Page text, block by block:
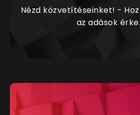
Nézd közvetítéseinket! -
az adások